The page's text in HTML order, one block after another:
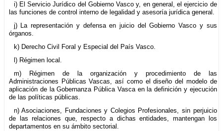
i) El Servicio Jurídico del Gobierno Vasco y, en general, el ejercicio de
las funciones de control interno de legalidad y asesoría jurídica general.
j) La representación y defensa en juicio del Gobierno Vasco y sus
órganos.
k) Derecho Civil Foral y Especial del País Vasco.
l) Régimen local.
m) Régimen de la organización y procedimiento de las
Administraciones Públicas Vascas, así como el diseño del modelo de
aplicación de la Gobernanza Pública Vasca en la definición y ejecución
de las políticas públicas.
n) Asociaciones, Fundaciones y Colegios Profesionales, sin perjuicio
de las relaciones que, respecto a dichas entidades, mantengan los
departamentos en su ámbito sectorial.